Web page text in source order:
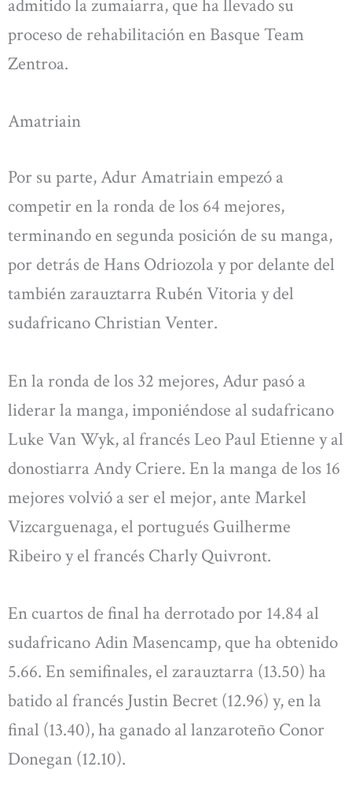
admitido la zumaiarra, que ha llevado su
proceso de rehabilitación en Basque Team
Zentroa.
Amatriain
Por su parte, Adur Amatriain empezó a
competir en la ronda de los 64 mejores,
terminando en segunda posición de su manga,
por detrás de Hans Odriozola y por delante del
también zarauztarra Rubén Vitoria y del
sudafricano Christian Venter.
En la ronda de los 32 mejores, Adur pasó a
liderar la manga, imponiéndose al sudafricano
Luke Van Wyk, al francés Leo Paul Etienne y al
donostiarra Andy Criere. En la manga de los 16
mejores volvió a ser el mejor, ante Markel
Vizcarguenaga, el portugués Guilherme
Ribeiro y el francés Charly Quivront.
En cuartos de final ha derrotado por 14.84 al
sudafricano Adin Masencamp, que ha obtenido
5.66. En semifinales, el zarauztarra (13.50) ha
batido al francés Justin Becret (12.96) y, en la
final (13.40), ha ganado al lanzaroteño Conor
Donegan (12.10).